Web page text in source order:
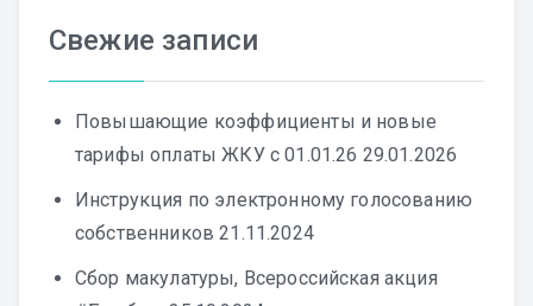
Свежие записи
Повышающие коэффициенты и новые
тарифы оплаты ЖКУ с 01.01.26 29.01.2026
Инструкция по электронному голосованию
собственников 21.11.2024
Сбор макулатуры, Всероссийская акция